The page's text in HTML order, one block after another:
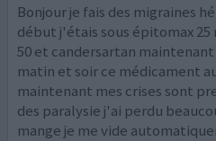
Bonjour je fais des migraines
début j'étais sous épitomax
50 et candersartan maintenant
matin et soir ce médicament
maintenant mes crises sont
des paralysie j'ai perdu
mange je me vide